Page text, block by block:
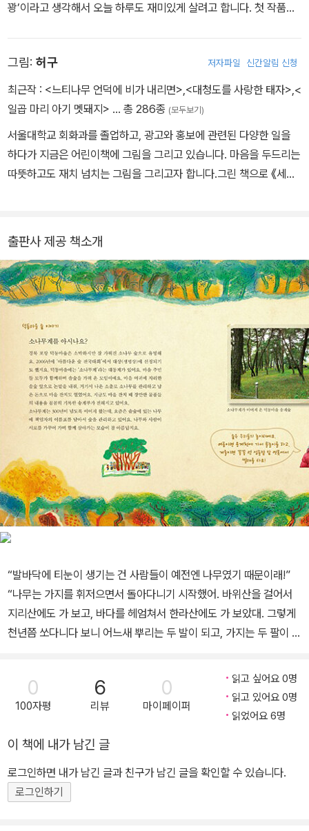
데…… 과연 향이와 솔이는 어떻게 될까?
꽝’이라고 생각해서 오늘 하루도 재미있게 살려고 합니다. 첫 작품
별 이야기》 등을 썼습니다.
그림: 허구 저자파일 신간알림 신청
최근작 : <느티나무 언덕에 비가 내리면>,<대청도를 사랑한 태자>,<
일곱 마리 아기 멧돼지> … 총 286종 (모두보기)
서울대학교 회화과를 졸업하고, 광고와 홍보에 관련된 다양한 일을
하다가 지금은 어린이책에 그림을 그리고 있습니다. 마음을 두드리는
따뜻하고도 재치 넘치는 그림을 그리고자 합니다.그린 책으로 《세상
출판사 제공 책소개
“발바닥에 티눈이 생기는 건 사람들이 예전엔 나무였기 때문이래!”
“나무는 가지를 휘저으면서 돌아다니기 시작했어. 바위산을 걸어서
지리산에도 가 보고, 바다를 헤엄쳐서 한라산에도 가 보았대. 그렇게
천년쯤 쏘다니다 보니 어느새 뿌리는 두 발이 되고, 가지는 두 팔이 되
떨어져 지내게 된 향이는, 헤어지는 날 엄마에게서 신기한 이야기를
들어요. 그건 바로 티눈이 생기는 이유가 사람이 예전엔 나무였기 때
뿌리를 만들려고 하는데, 그 뿌리가 바로 티눈이라는 거예요. 나무와
사람이 원래 하나였다니 믿을 수 없다고요? 그런데 엄마와 헤어져 울
적한 향이 앞에 어느 날 마법처럼, 인간으로 살아가다가 나무가 되는
‘나무아이’ 솔이가 나타나지요. 동화 《나무아이》는 인간이 나무를 선
0
100자평
6
리뷰
0
마이페이퍼
읽고 싶어요 0명
읽고 있어요 0명
읽었어요 6명
이 책에 내가 남긴 글
로그인하면 내가 남긴 글과 친구가 남긴 글을 확인할 수 있습니다.
로그인하기